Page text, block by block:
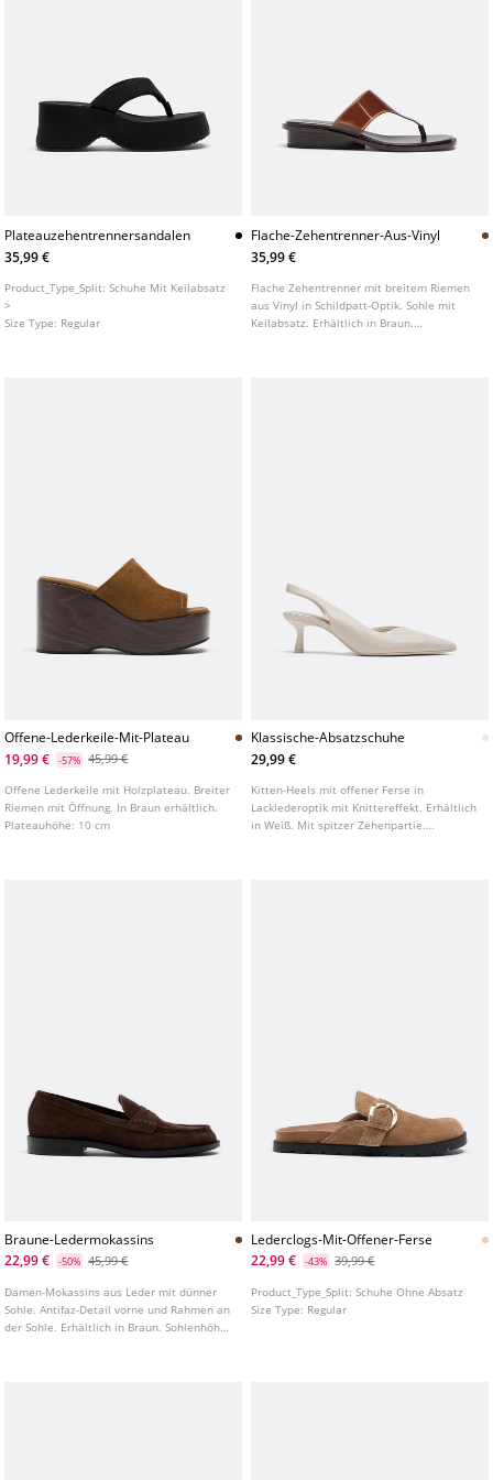
Plateauzehentrennersandalen
35,99 €
Product_Type_Split:Schuhe Mit Keilabsatz
>
Size Type: Regular
Flache-Zehentrenner-Aus-Vinyl
35,99 €
Flache Zehentrenner mit breitem Riemen
aus Vinyl in Schildpatt-Optik. Sohle mit
Keilabsatz. Erhältlich in Braun.
Offene-Lederkeile-Mit-Plateau
19,99 €
-57% 45,99 €
Offene Lederkeile mit Holzplateau. Breiter
Riemen mit Öffnung. In Braun erhältlich.
Plateauhöhe: 10 cm
Klassische-Absatzschuhe
29,99 €
Kitten-Heels mit offener Ferse in
Lacklederoptik mit Knittereffekt. Erhältlich
in Weiß. Mit spitzer Zehenpartie.
Braune-Ledermokassins
22,99 €
-50% 45,99 €
Damen-Mokassins aus Leder mit dünner
Sohle. Antifaz-Detail vorne und Rahmen an
der Sohle. Erhältlich in Braun. Sohlenhöhe:
Lederclogs-Mit-Offener-Ferse
22,99 €
-43% 39,99 €
Product_Type_Split:Schuhe Ohne Absatz
Size Type: Regular